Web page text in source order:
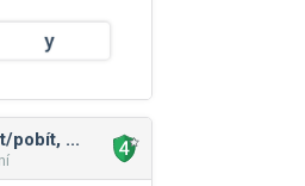
pobít, ...